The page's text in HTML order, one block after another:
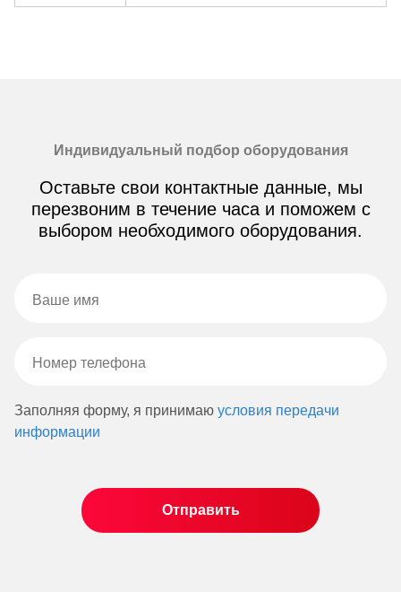
Индивидуальный подбор оборудования
Оставьте свои контактные данные, мы
перезвоним в течение часа и поможем с
выбором необходимого оборудования.
Заполняя форму, я принимаю условия передачи
информации